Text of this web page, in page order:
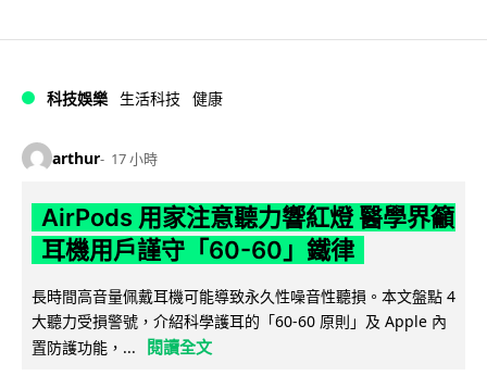
科技娛樂 生活科技 健康
arthur 17 小時
AirPods 用家注意聽力響紅燈 醫學界籲
耳機用戶謹守「60-60」鐵律
長時間高音量佩戴耳機可能導致永久性噪音性聽損。本文盤點 4
大聽力受損警號，介紹科學護耳的「60-60 原則」及 Apple 內
置防護功能，...
閱讀全文